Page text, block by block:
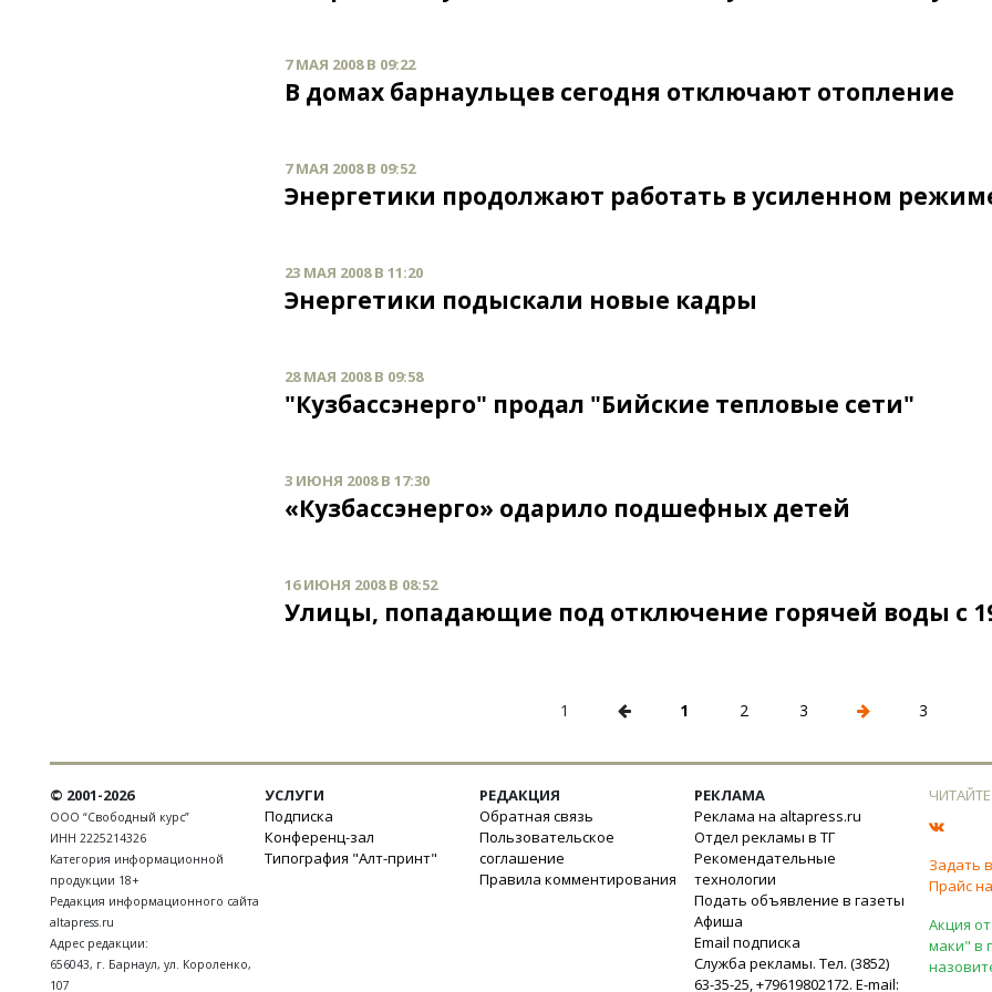
7 МАЯ 2008 В 09:22
В домах барнаульцев сегодня отключают отопление
7 МАЯ 2008 В 09:52
Энергетики продолжают работать в усиленном
23 МАЯ 2008 В 11:20
Энергетики подыскали новые кадры
28 МАЯ 2008 В 09:58
"Кузбассэнерго" продал "Бийские тепловые сети"
3 ИЮНЯ 2008 В 17:30
«Кузбассэнерго» одарило подшефных детей
16 ИЮНЯ 2008 В 08:52
Улицы, попадающие под отключение горячей воды с
1 1 2 3 3
© 2001-2026
ООО “Свободный курс”
ИНН 2225214326
Категория информационной
продукции 18+
Редакция информационного сайта
altapress.ru
Адрес редакции:
656043, г. Барнаул, ул. Короленко,
107
УСЛУГИ
Подписка
Конференц-зал
Типография "Алт-принт"
РЕДАКЦИЯ
Обратная связь
Пользовательское
соглашение
Правила комментирования
РЕКЛАМА
Реклама на altapress.ru
Отдел рекламы в ТГ
Рекомендательные
технологии
Подать объявление в газеты
Афиша
Email подписка
Служба рекламы. Тел. (3852)
63-35-25, +79619802172. E-mail:
Задать
Прайс
Акция
маки" в